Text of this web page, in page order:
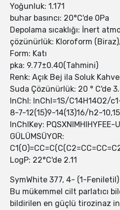
Yoğunluk: 1.171
buhar basıncı: 20°C'de 0Pa
Depolama sıcaklığı: İnert
çözünürlük: Kloroform
Form: Katı
pka: 9.77±0.40(Tahmini)
Renk: Açık Bej ila Soluk
Suda Çözünürlük: 20 ° C'de
InChI: InChI=1S/C14H14O2/
8-7-12(15)9-14(13)16/h2-
InChIKey: PQSXNIMHIHYFEE-
GÜLÜMSÜYOR:
LogP: 22°C'de 2.11
SymWhite 377, 4- (1-
Bu mükemmel cilt parlatıcı
bildirilen en güçlü tirozinaz